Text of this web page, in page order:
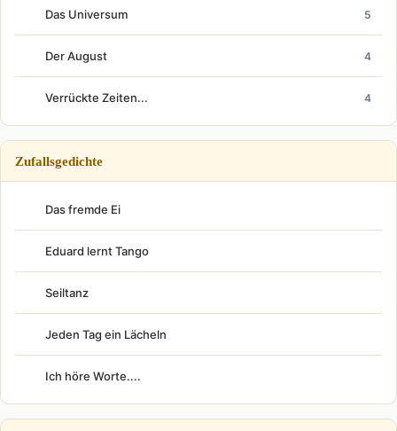
Das Universum 5
Der August 4
Verrückte Zeiten... 4
Zufallsgedichte
Das fremde Ei
Eduard lernt Tango
Seiltanz
Jeden Tag ein Lächeln
Ich höre Worte....